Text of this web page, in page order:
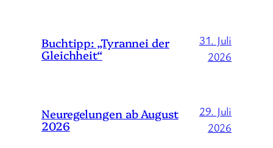
Buchtipp: „Tyrannei der
Gleichheit“
31. Juli
2026
Neuregelungen ab August
2026
29. Juli
2026